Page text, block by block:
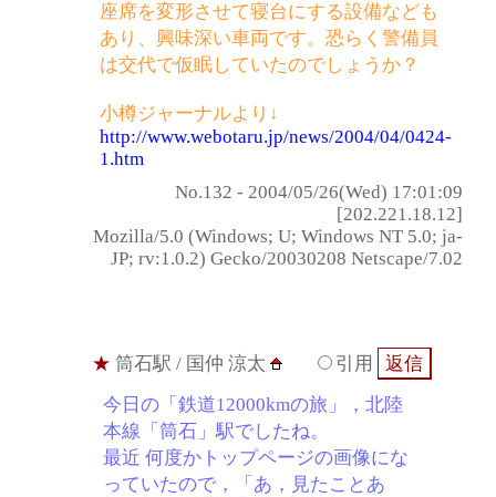
座席を変形させて寝台にする設備なども
あり、興味深い車両です。恐らく警備員
は交代で仮眠していたのでしょうか？
小樽ジャーナルより↓
http://www.webotaru.jp/news/2004/04/0424-
1.htm
No.132 - 2004/05/26(Wed) 17:01:09
[202.221.18.12]
Mozilla/5.0 (Windows; U; Windows NT 5.0; ja-
JP; rv:1.0.2) Gecko/20030208 Netscape/7.02
★ 筒石駅 / 国仲 涼太
引用
今日の「鉄道12000kmの旅」，北陸
本線「筒石」駅でしたね。
最近 何度かトップページの画像にな
っていたので，「あ，見たことあ